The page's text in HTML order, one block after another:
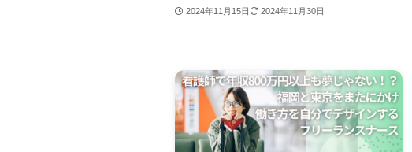
2024年11月15日 2024年11月30日